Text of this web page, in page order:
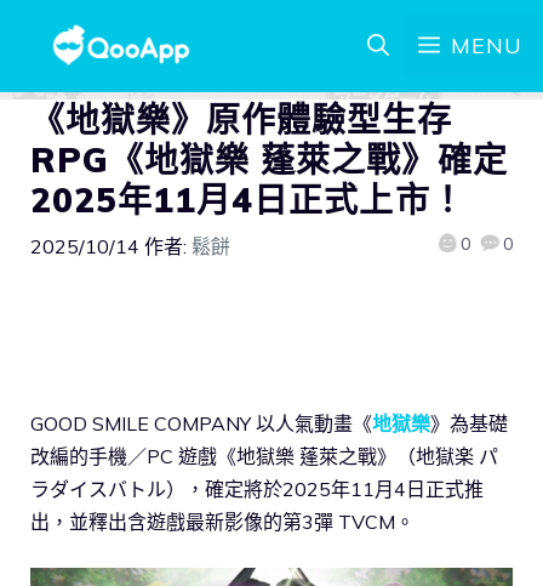
MENU
《地獄樂》原作體驗型生存
RPG《地獄樂 蓬萊之戰》確定
2025年11月4日正式上市！
2025/10/14 作者: 鬆餅 0 0
GOOD SMILE COMPANY 以人氣動畫《地獄樂》為基礎
改編的手機／PC 遊戲《地獄樂 蓬萊之戰》（地獄楽 パ
ラダイスバトル），確定將於2025年11月4日正式推
出，並釋出含遊戲最新影像的第3彈 TVCM。